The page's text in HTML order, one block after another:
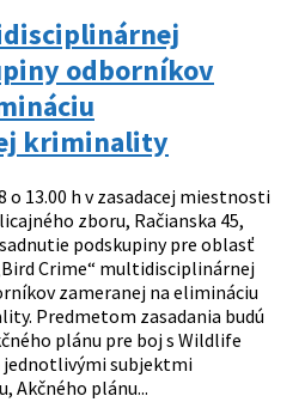
odborníkov
kriminality
o 13.00 h v zasadacej miestnosti
zboru, Račianska 45,
podskupiny pre oblasť
Crime“ multidisciplinárnej
zameranej na elimináciu
Predmetom zasadania budú
plánu pre boj s Wildlife
subjektmi
Akčného plánu...